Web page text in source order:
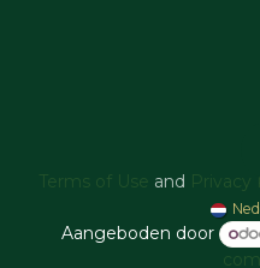
Terms of Use and Privacy
Aangeboden door